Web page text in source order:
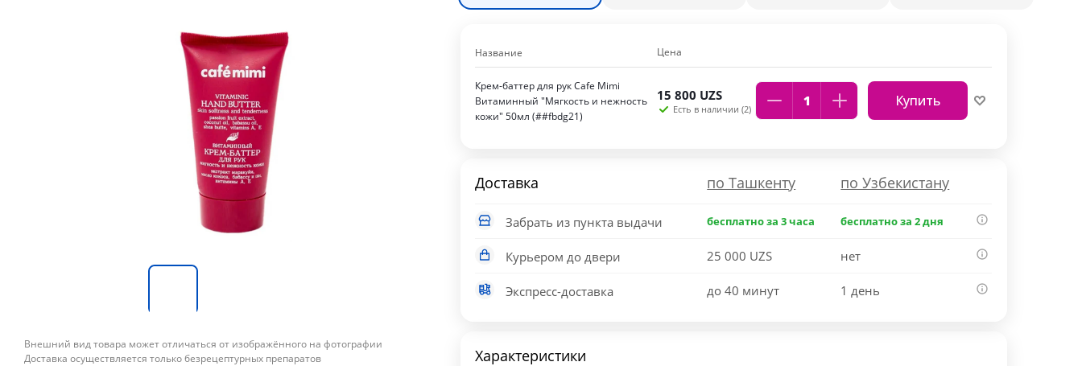
Внешний вид товара может отличаться от изображённого на фотографии
Доставка осуществляется только безрецептурных препаратов
Название Цена
Крем-баттер для рук Cafe Mimi
Витаминный "Мягкость и нежность
кожи" 50мл (##fbdg21)
15 800 UZS
Есть в наличии (2) Купить
Доставка по Ташкенту по Узбекистану
Забрать из пункта выдачи бесплатно за 3 часа бесплатно за 2 дня
Курьером до двери 25 000 UZS нет
Экспресс-доставка до 40 минут 1 день
Характеристики